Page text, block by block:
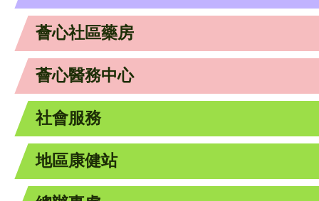
薈心社區藥房
薈心醫務中心
社會服務
地區康健站